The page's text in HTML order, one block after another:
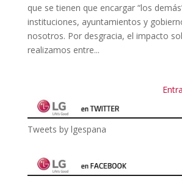
que se tienen que encargar “los
instituciones, ayuntamientos y
nosotros. Por desgracia, el impacto
realizamos entre...
Tweets by lgespana